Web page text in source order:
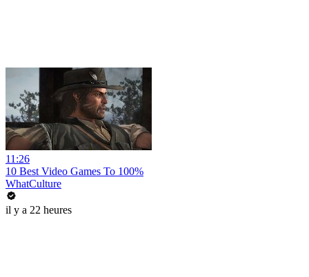
11:26
10 Best Video Games To 100%
WhatCulture
il y a 22 heures